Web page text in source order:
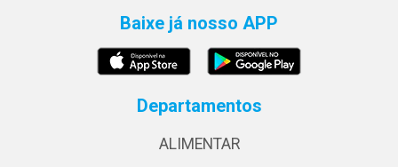
Baixe já nosso APP
Departamentos
ALIMENTAR